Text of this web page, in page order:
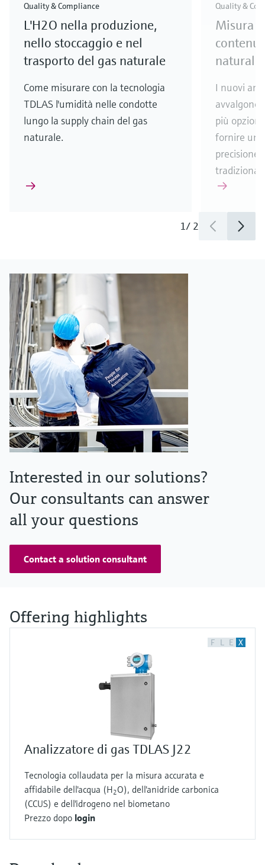
Quality & Compliance
L'H2O nella produzione,
nello stoccaggio e nel
trasporto del gas naturale
Come misurare con la tecnologia
TDLAS l'umidità nelle condotte
lungo la supply chain del gas
naturale.
Quality &
Misura
naturale
I nuovi
avvalgono
più
fornire un
precisione
1/ 2
Interested in our solutions?
Our consultants can answer
all your questions
Contact a solution consultant
Offering highlights
F L E X
Analizzatore di gas TDLAS J22
Tecnologia collaudata per la misura accurata e
affidabile dell'acqua (H2O), dell'anidride carbonica
(CCUS) e dell'idrogeno nel biometano
Prezzo dopo login